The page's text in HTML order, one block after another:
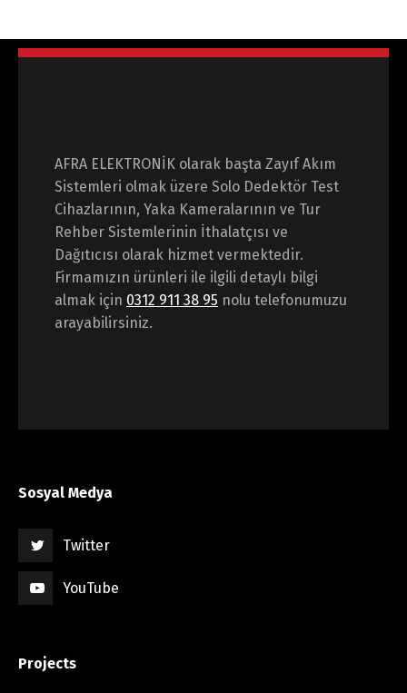
AFRA ELEKTRONİK olarak başta Zayıf Akım
Sistemleri olmak üzere Solo Dedektör Test
Cihazlarının, Yaka Kameralarının ve Tur
Rehber Sistemlerinin İthalatçısı ve
Dağıtıcısı olarak hizmet vermektedir.
Firmamızın ürünleri ile ilgili detaylı bilgi
almak için 0312 911 38 95 nolu telefonumuzu
arayabilirsiniz.
Sosyal Medya
Twitter
YouTube
Projects